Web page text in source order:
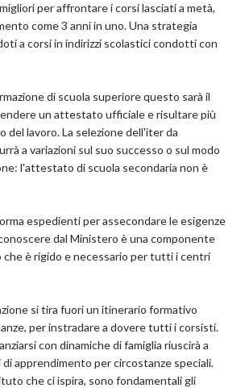
per affrontare i corsi lasciati a metà,
come 3 anni in uno. Una strategia
a corsi in indirizzi scolastici condotti con
di scuola superiore questo sarà il
un attestato ufficiale e risultare più
del lavoro. La selezione dell'iter da
a variazioni sul suo successo o sul modo
l'attestato di scuola secondaria non è
espedienti per assecondare le esigenze
dal Ministero è una componente
che è rigido e necessario per tutti i centri
si tira fuori un itinerario formativo
per instradare a dovere tutti i corsisti.
con dinamiche di famiglia riuscirà a
apprendimento per circostanze speciali.
che ci ispira, sono fondamentali gli